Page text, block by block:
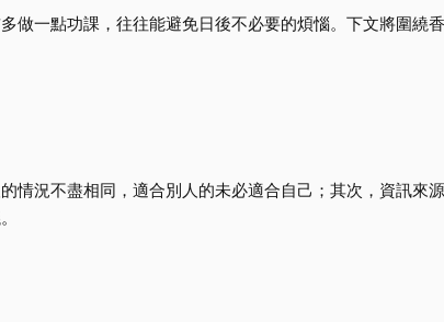
做一點功課，往往能避免日後不必要的煩惱。下文將圍繞
情況不盡相同，適合別人的未必適合自己；其次，資訊來